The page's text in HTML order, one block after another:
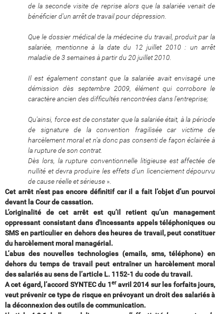
de la seconde visite de reprise alors que la salariée venait de
bénéficier d'un arrêt de travail pour dépression.
Que le dossier médical de la médecine du travail, produit par la
salariée, mentionne à la date du 12 juillet 2010 : un arrêt
maladie de 3 semaines à partir du 20 juillet 2010.
Il est également constant que la salariée avait envisagé une
démission dès septembre 2009, élément qui corrobore le
caractère ancien des difficultés rencontrées dans l'entreprise;
Qu'ainsi, force est de constater que la salariée était, à la période
de signature de la convention fragilisée car victime de
harcèlement moral et n'a donc pas consenti de façon éclairée à
la rupture de son contrat.
Dès lors, la rupture conventionnelle litigieuse est affectée de
nullité et devra produire les effets d'un licenciement dépourvu
de cause réelle et sérieuse ».
Cet arrêt n’est pas encore définitif car il a fait l’objet d’un pourvoi
devant la Cour de cassation.
L’originalité de cet arrêt est qu’il retient qu’un management
oppressant consistant dans d'incessants appels téléphoniques ou
SMS en particulier en dehors des heures de travail, peut constituer
du harcèlement moral managérial.
L’abus des nouvelles technologies (emails, sms, téléphone) en
dehors du temps de travail peut entraîner un harcèlement moral
des salariés au sens de l’article L. 1152-1 du code du travail.
A cet égard, l’accord SYNTEC du 1eravril 2014 sur les forfaits jours,
veut prévenir ce type de risque en prévoyant un droit des salariés à
la déconnexion des outils de communication.